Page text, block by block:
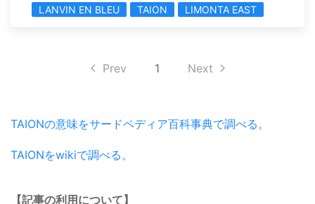
LANVIN EN BLEU
TAION LIMONTA EAST
Prev 1 Next
TAIONの意味をサードペディア百科事典で調べる。
TAIONをwikiで調べる。
【記事の利用について】